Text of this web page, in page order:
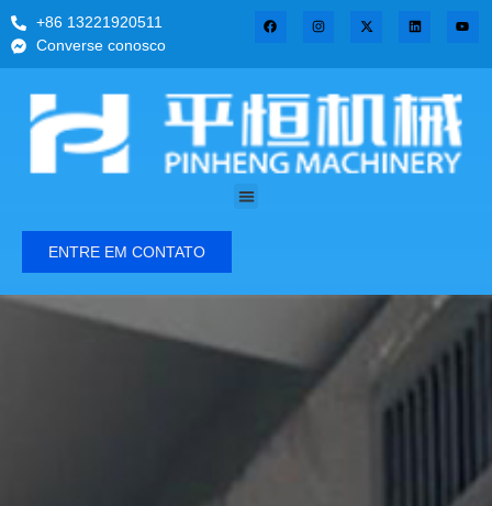
+86 13221920511
Converse conosco
ENTRE EM CONTATO